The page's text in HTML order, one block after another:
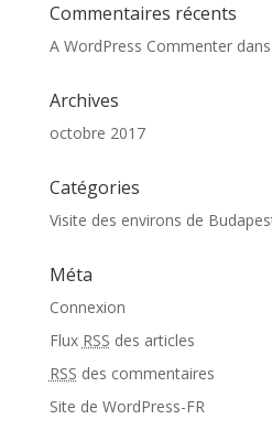
Commentaires récents
A WordPress Commenterdans
Archives
octobre 2017
Catégories
Visite des environs de
Méta
Connexion
Flux RSS des articles
RSS des commentaires
Site de WordPress-FR